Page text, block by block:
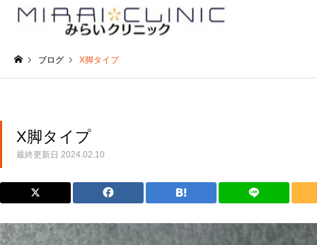
ブログ X脚タイプ
X脚タイプ
最終更新日 2024.02.10